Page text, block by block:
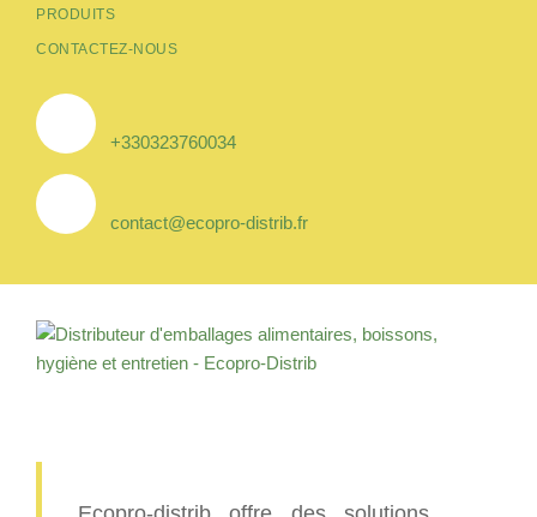
PRODUITS
CONTACTEZ-NOUS
+330323760034
contact@ecopro-distrib.fr